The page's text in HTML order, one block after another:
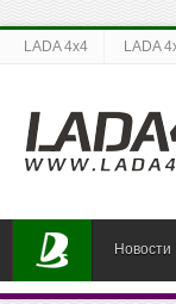
LADA 4x4 LADA
Новости